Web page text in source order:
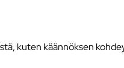
kuten käännöksen